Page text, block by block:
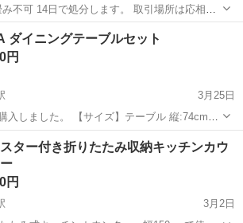
場所は応相談
屋駅 ダイニングセット 正方形
ダイニングテーブルセット
円
3月25日
イズ】テーブル 縦:74cm
た汚れなし(写真3)。座面カバー取り外し可。
江駅 ダイニングセット IKEA
ター付き折りたたみ収納キッチンカウ
円
3月2日